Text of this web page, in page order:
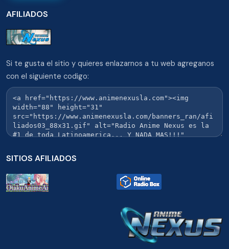
AFILIADOS
Si te gusta el sitio y quieres enlazarnos a tu web agreganos
con el siguiente codigo:
SITIOS AFILIADOS